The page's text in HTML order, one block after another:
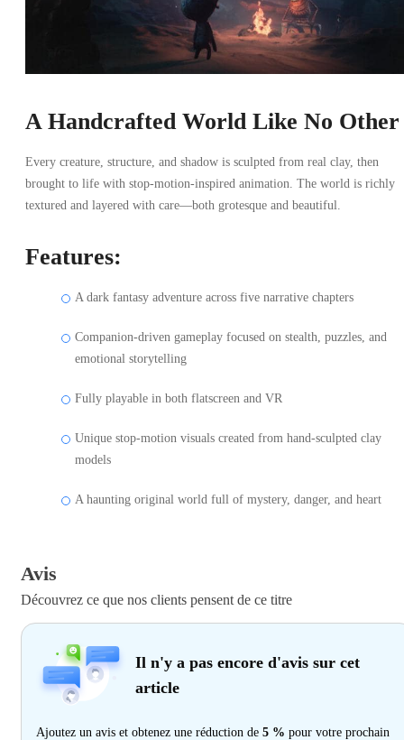
A Handcrafted World Like No Other
Every creature, structure, and shadow is sculpted from real clay, then
brought to life with stop-motion-inspired animation. The world is richly
textured and layered with care—both grotesque and beautiful.
Features:
A dark fantasy adventure across five narrative chapters
Companion-driven gameplay focused on stealth, puzzles, and
emotional storytelling
Fully playable in both flatscreen and VR
Unique stop-motion visuals created from hand-sculpted clay
models
A haunting original world full of mystery, danger, and heart
Avis
Découvrez ce que nos clients pensent de ce titre
Il n'y a pas encore d'avis sur cet
article
Ajoutez un avis et obtenez une réduction de 5 % pour votre prochain